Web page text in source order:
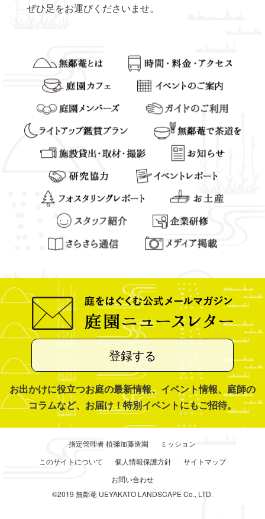
ぜひ足をお運びくださいませ。
登録する
お出かけに役立つお庭の最新情報、イベント情報、庭師の
コラムなど、お届け！特別イベントにもご招待。
指定管理者 植彌加藤造園
ミッション
このサイトについて
個人情報保護方針
サイトマップ
お問い合わせ
©2019 無鄰菴 UEYAKATO LANDSCAPE Co., LTD.